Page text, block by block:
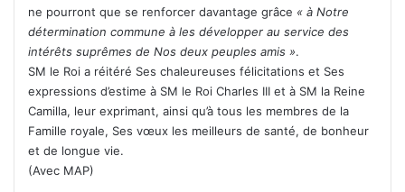
ne pourront que se renforcer davantage grâce « à Notre
détermination commune à les développer au service des
intérêts suprêmes de Nos deux peuples amis ».
SM le Roi a réitéré Ses chaleureuses félicitations et Ses
expressions d’estime à SM le Roi Charles III et à SM la Reine
Camilla, leur exprimant, ainsi qu’à tous les membres de la
Famille royale, Ses vœux les meilleurs de santé, de bonheur
et de longue vie.
(Avec MAP)